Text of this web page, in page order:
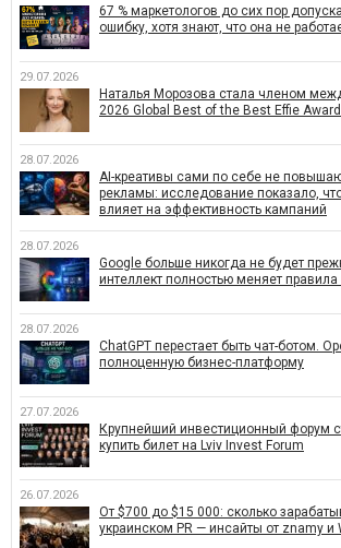
67 % маркетологов до сих пор
ошибку, хотя знают, что она не
29.07.2026
Наталья Морозова стала членом
2026 Global Best of the Best Effie
28.07.2026
AI-креативы сами по себе не
рекламы: исследование показало,
влияет на эффективность кампаний
28.07.2026
Google больше никогда не будет
интеллект полностью меняет правила
28.07.2026
ChatGPT перестает быть чат-ботом.
полноценную бизнес-платформу
27.07.2026
Крупнейший инвестиционный форум
купить билет на Lviv Invest Forum
26.07.2026
От $700 до $15 000: сколько
украинском PR — инсайты от znamy и